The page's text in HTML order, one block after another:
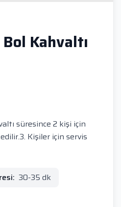
Kahvaltı
süresince 2 kişi için
Kişiler için servis
30-35 dk